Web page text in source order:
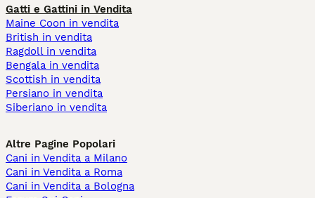
Gatti e Gattini in Vendita
Maine Coon in vendita
British in vendita
Ragdoll in vendita
Bengala in vendita
Scottish in vendita
Persiano in vendita
Siberiano in vendita
Altre Pagine Popolari
Cani in Vendita a Milano
Cani in Vendita a Roma
Cani in Vendita a Bologna